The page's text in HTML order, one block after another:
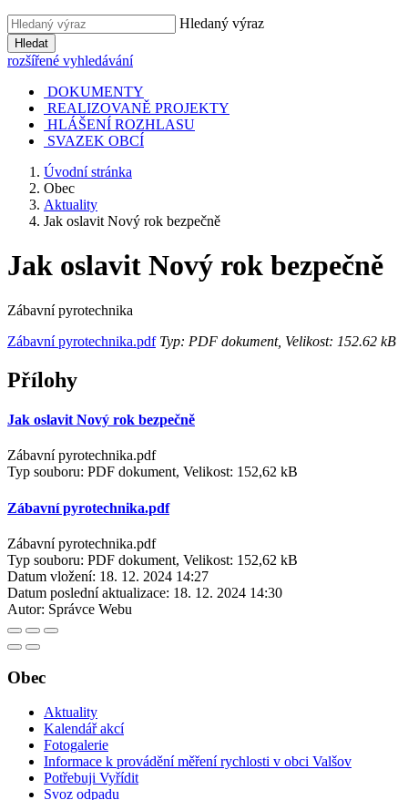
Hledaný výraz
Hledat
rozšířené vyhledávání
DOKUMENTY
REALIZOVANĚ PROJEKTY
HLÁŠENÍ ROZHLASU
SVAZEK OBCÍ
Úvodní stránka
Obec
Aktuality
Jak oslavit Nový rok bezpečně
Jak oslavit Nový rok bezpečně
Zábavní pyrotechnika
Zábavní pyrotechnika.pdfTyp: PDF dokument, Velikost: 152.62 kB
Přílohy
Jak oslavit Nový rok bezpečně
Zábavní pyrotechnika.pdf
Typ souboru: PDF dokument, Velikost: 152,62 kB
Zábavní pyrotechnika.pdf
Zábavní pyrotechnika.pdf
Typ souboru: PDF dokument, Velikost: 152,62 kB
Datum vložení: 18. 12. 2024 14:27
Datum poslední aktualizace: 18. 12. 2024 14:30
Autor: Správce Webu
Obec
Aktuality
Kalendář akcí
Fotogalerie
Informace k provádění měření rychlosti v obci Valšov
Potřebuji Vyřídit
Svoz odpadu